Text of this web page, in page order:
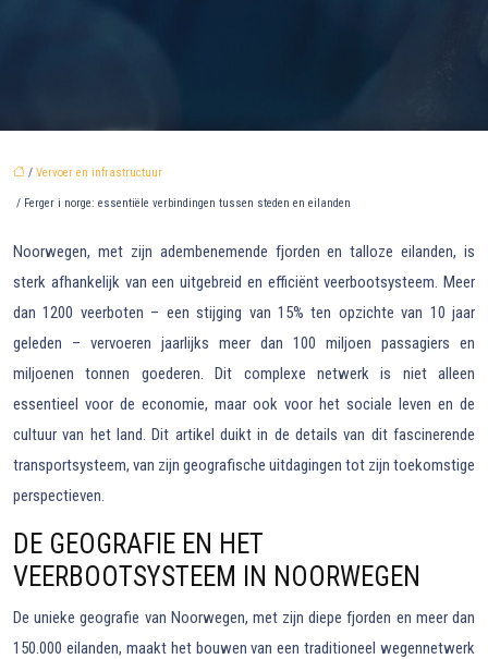
/ Vervoer en infrastructuur
/ Ferger i norge: essentiële verbindingen tussen steden en eilanden
Noorwegen, met zijn adembenemende fjorden en talloze eilanden, is
sterk afhankelijk van een uitgebreid en efficiënt veerbootsysteem. Meer
dan 1200 veerboten – een stijging van 15% ten opzichte van 10 jaar
geleden – vervoeren jaarlijks meer dan 100 miljoen passagiers en
miljoenen tonnen goederen. Dit complexe netwerk is niet alleen
essentieel voor de economie, maar ook voor het sociale leven en de
cultuur van het land. Dit artikel duikt in de details van dit fascinerende
transportsysteem, van zijn geografische uitdagingen tot zijn toekomstige
perspectieven.
DE GEOGRAFIE EN HET
VEERBOOTSYSTEEM IN NOORWEGEN
De unieke geografie van Noorwegen, met zijn diepe fjorden en meer dan
150.000 eilanden, maakt het bouwen van een traditioneel wegennetwerk